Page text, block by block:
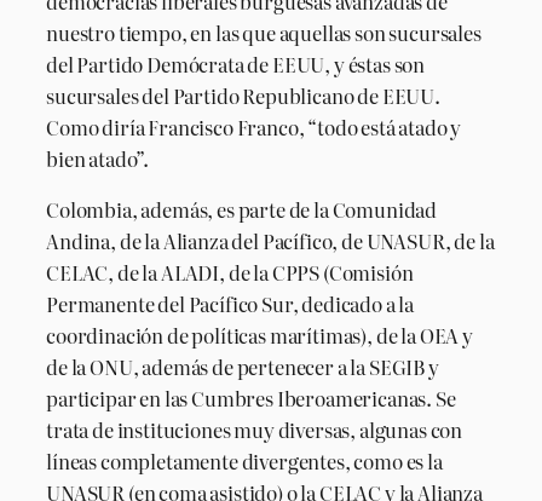
nuestro tiempo, en las que aquellas son sucursales
del Partido Demócrata de EEUU, y éstas son
sucursales del Partido Republicano de EEUU.
Como diría Francisco Franco, “todo está atado y
bien atado”.
Colombia, además, es parte de la Comunidad
Andina, de la Alianza del Pacífico, de UNASUR, de la
CELAC, de la ALADI, de la CPPS (Comisión
Permanente del Pacífico Sur, dedicado a la
coordinación de políticas marítimas), de la OEA y
de la ONU, además de pertenecer a la SEGIB y
participar en las Cumbres Iberoamericanas. Se
trata de instituciones muy diversas, algunas con
líneas completamente divergentes, como es la
UNASUR (en coma asistido) o la CELAC y la Alianza